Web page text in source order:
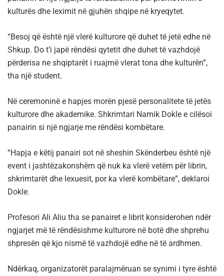
kulturës dhe leximit në gjuhën shqipe në kryeqytet.
“Besoj që është një vlerë kulturore që duhet të jetë edhe në
Shkup. Do t’i japë rëndësi qytetit dhe duhet të vazhdojë
përderisa ne shqiptarët i ruajmë vlerat tona dhe kulturën”,
tha një student.
Në ceremoninë e hapjes morën pjesë personalitete të jetës
kulturore dhe akademike. Shkrimtari Namik Dokle e cilësoi
panairin si një ngjarje me rëndësi kombëtare.
“Hapja e këtij panairi sot në sheshin Skënderbeu është një
event i jashtëzakonshëm që nuk ka vlerë vetëm për librin,
shkrimtarët dhe lexuesit, por ka vlerë kombëtare”, deklaroi
Dokle.
Profesori Ali Aliu tha se panairet e librit konsiderohen ndër
ngjarjet më të rëndësishme kulturore në botë dhe shprehu
shpresën që kjo nismë të vazhdojë edhe në të ardhmen.
Ndërkaq, organizatorët paralajmëruan se synimi i tyre është